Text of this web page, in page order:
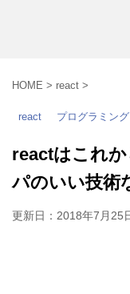
HOME > react >
react プログラミング
reactはこれ
パのいい技術
更新日： 2018年7月25